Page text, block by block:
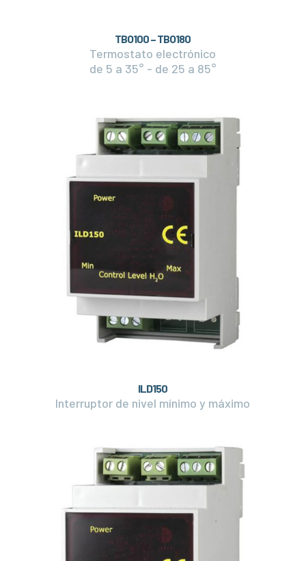
TBO100 – TBO180
Termostato electrónico
de 5 a 35° - de 25 a 85°
ILD150
Interruptor de nivel mínimo y máximo